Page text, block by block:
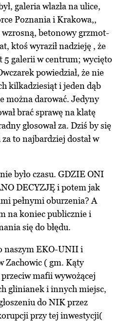
galeria wlazła na ulice,
Poznania i Krakowa,,
betonowy grzmot-
ktoś wyraził nadzieję , że
5 galerii w centrum; wycięto
powiedział, że nie
kilkadziesiąt i jeden dąb
można darować. Jedyny
brać sprawę na klatę
głosował za. Dziś by się
to najbardziej dostał w
było czasu. GDZIE ONI
DECYZJĘ i potem jak
pełnymi oburzenia? A
na koniec publicznie i
się do błędu.
naszym EKO-UNII i
Zachowic ( gm. Kąty
mafii wywożącej
glinianek i innych miejsc,
do NIK przez
przy tej inwestycji(